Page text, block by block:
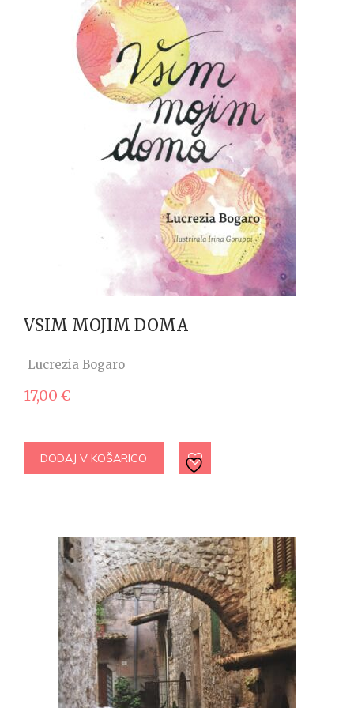
VSIM MOJIM DOMA
Lucrezia Bogaro
17,00 €
DODAJ V KOŠARICO